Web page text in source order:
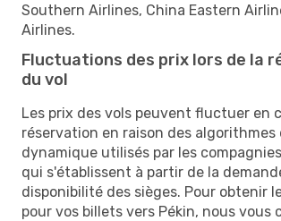
Southern Airlines, China Eastern
Airlines.
Fluctuations des prix lors de la
du vol
Les prix des vols peuvent fluctuer en
réservation en raison des
dynamique utilisés par les
qui s'établissent à partir de la
disponibilité des sièges. Pour obtenir
pour vos billets vers Pékin, nous vous